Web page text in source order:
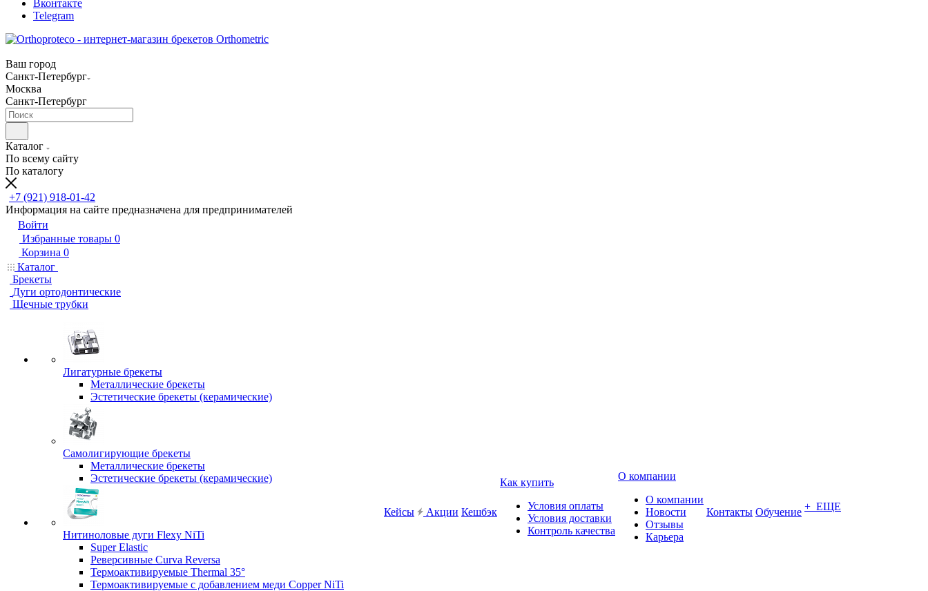
Вконтакте
Telegram
Ваш город
Санкт-Петербург
Москва
Санкт-Петербург
Каталог
По всему сайту
По каталогу
+7 (921) 918-01-42
Информация на сайте предназначена для предпринимателей
Войти
Избранные товары 0
Корзина 0
Каталог
Брекеты
Дуги ортодонтические
Щечные трубки
Лигатурные брекеты
Металлические брекеты
Эстетические брекеты (керамические)
Самолигирующие брекеты
Металлические брекеты
Эстетические брекеты (керамические)
Нитиноловые дуги Flexy NiTi
Super Elastic
Реверсивные Curva Reversa
Термоактивируемые Thermal 35°
Термоактивируемые с добавлением меди Copper NiTi
Кейсы Акции Кешбэк
Как купить
Условия оплаты
Условия доставки
Контроль качества
О компании
О компании
Новости
Отзывы
Карьера
Контакты Обучение + ЕЩЕ